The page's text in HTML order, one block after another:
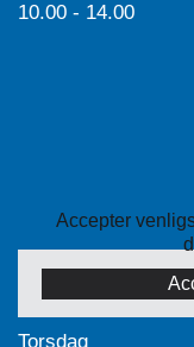
10.00 - 14.00
Accepter
Torsdag